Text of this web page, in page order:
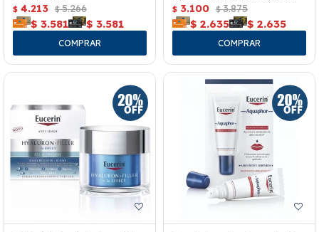
$ 4.213 $ 5.266
$ 3.581 $ 3.581
$ 3.100 $ 3.875
$ 2.635 $ 2.635